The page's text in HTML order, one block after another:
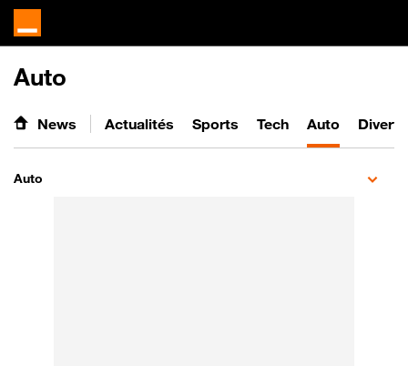
Auto
News Actualités Sports Tech Auto
Auto